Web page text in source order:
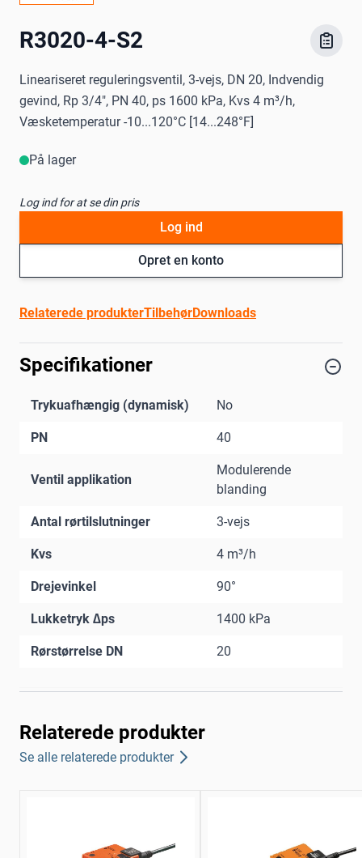
R3020-4-S2
Lineariseret reguleringsventil, 3-vejs, DN 20, Indvendig
gevind, Rp 3/4", PN 40, ps 1600 kPa, Kvs 4 m³/h,
Væsketemperatur -10...120°C [14...248°F]
På lager
Log ind for at se din pris
Opret en konto
Log ind
Relaterede produkterTilbehørDownloads
Specifikationer
Trykuafhængig (dynamisk) No
PN 40
Ventil applikation
Modulerende
blanding
Antal rørtilslutninger 3-vejs
Kvs 4 m³/h
Drejevinkel 90°
Lukketryk ∆ps 1400 kPa
Rørstørrelse DN 20
Relaterede produkter
Se alle relaterede produkter